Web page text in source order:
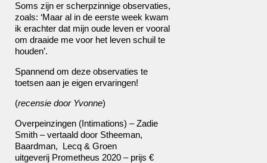
Soms zijn er scherpzinnige observaties,
zoals: ‘Maar al in de eerste week kwam
ik erachter dat mijn oude leven er vooral
om draaide me voor het leven schuil te
houden’.
Spannend om deze observaties te
toetsen aan je eigen ervaringen!
(recensie door Yvonne)
Overpeinzingen (Intimations) – Zadie
Smith – vertaald door Stheeman,
Baardman, Lecq & Groen
uitgeverij Prometheus 2020 – prijs €